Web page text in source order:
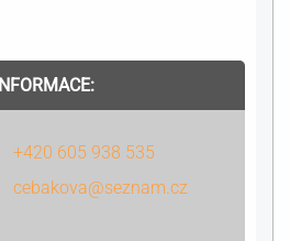
INFORMACE:
+420 605 938 535
cebakova@seznam.cz